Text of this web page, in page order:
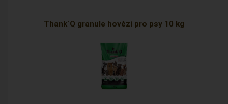
Thank´Q granule hovězí pro psy 10 kg